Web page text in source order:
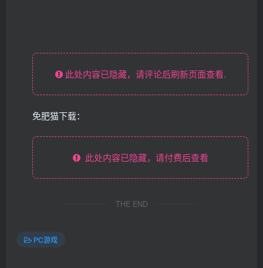
此处内容已隐藏，请评论后刷新页面查看.
免肥猫下载：
此处内容已隐藏，请付费后查看
THE END
PC游戏